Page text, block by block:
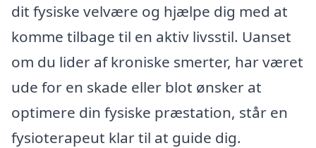
dit fysiske velvære og hjælpe dig med at
komme tilbage til en aktiv livsstil. Uanset
om du lider af kroniske smerter, har været
ude for en skade eller blot ønsker at
optimere din fysiske præstation, står en
fysioterapeut klar til at guide dig.